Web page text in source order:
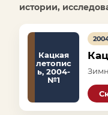
истории,
Кацкая
летопис
ь, 2004-
№1